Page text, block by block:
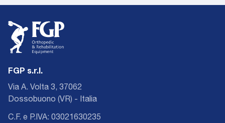
FGP s.r.l.
Via A. Volta 3, 37062
Dossobuono (VR) - Italia
C.F. e P.IVA: 03021630235